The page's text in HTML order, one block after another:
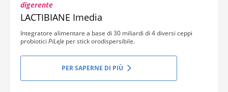
LACTIBIANE Imedia
Integratore alimentare a base di 30 miliardi di 4 diversi ceppi
probiotici PiLeJe per stick orodispersibile.
PER SAPERNE DI PIÙ